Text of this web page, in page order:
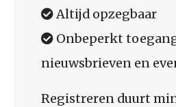
Altijd opzegbaar
Onbeperkt
nieuwsbrieven en
Registreren duurt